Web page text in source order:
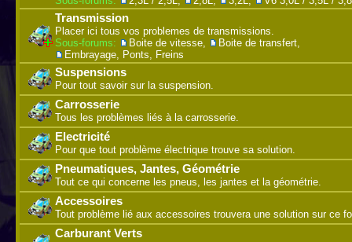
Transmission
Placer ici tous vos problemes de transmissions.
Sous-forums:
Boite de vitesse, Boite de transfert,
Embrayage, Ponts, Freins
Suspensions
Pour tout savoir sur la suspension.
Carrosserie
Tous les problèmes liés à la carrosserie.
Electricité
Pour que tout problème électrique trouve sa solution.
Pneumatiques, Jantes, Géométrie
Tout ce qui concerne les pneus, les jantes et la géométrie.
Accessoires
Tout problème lié aux accessoires trouvera une solution sur ce
Carburant Verts